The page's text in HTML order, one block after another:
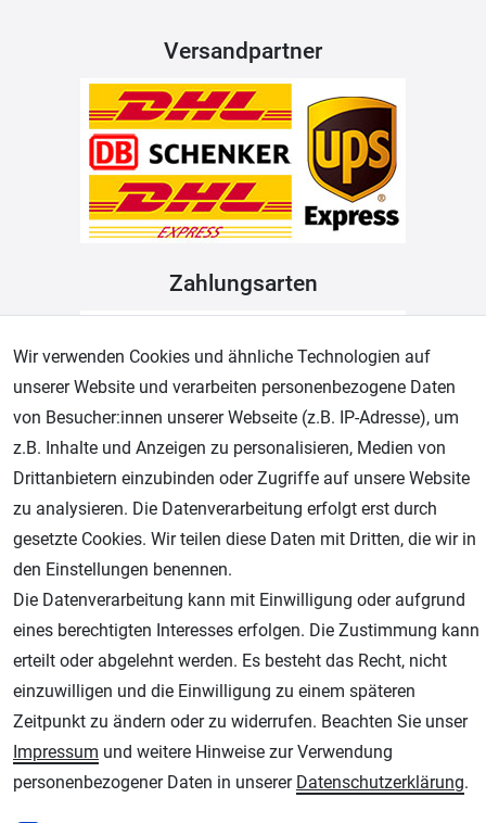
Versandpartner
Zahlungsarten
Geprüfter Shop
AGB Widerrufsrecht Datenschutz Impressum
Unsere weiteren Shops:
Wir verwenden Cookies und ähnliche Technologien auf
unserer Website und verarbeiten personenbezogene Daten
von Besucher:innen unserer Webseite (z.B. IP-Adresse), um
z.B. Inhalte und Anzeigen zu personalisieren, Medien von
Drittanbietern einzubinden oder Zugriffe auf unsere Website
zu analysieren. Die Datenverarbeitung erfolgt erst durch
gesetzte Cookies. Wir teilen diese Daten mit Dritten, die wir in
den Einstellungen benennen.
Die Datenverarbeitung kann mit Einwilligung oder aufgrund
eines berechtigten Interesses erfolgen. Die Zustimmung kann
erteilt oder abgelehnt werden. Es besteht das Recht, nicht
einzuwilligen und die Einwilligung zu einem späteren
Zeitpunkt zu ändern oder zu widerrufen. Beachten Sie unser
Impressum und weitere Hinweise zur Verwendung
personenbezogener Daten in unserer Daten­schutz­erklärung.